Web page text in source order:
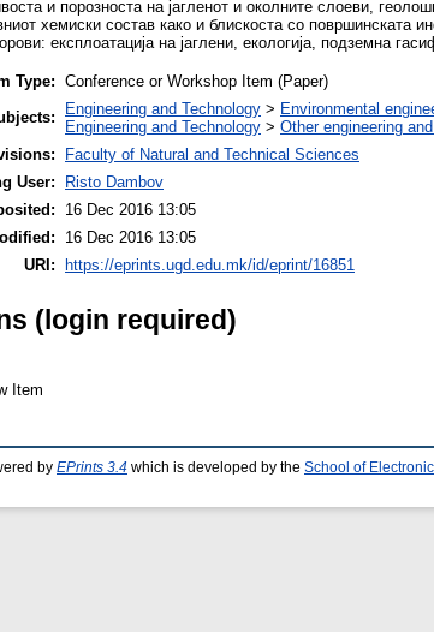
и порозноста на јагленот и околните слоеви,
хемиски состав како и блискоста со површинската
експлоатација на јаглени, екологија, подземна
Type:
Conference or Workshop Item (Paper)
Engineering and Technology > Environmental
Engineering and Technology > Other engineering
Faculty of Natural and Technical Sciences
User:
Risto Dambov
16 Dec 2016 13:05
16 Dec 2016 13:05
URI:
https://eprints.ugd.edu.mk/id/eprint/16851
(login required)
Item
by EPrints 3.4 which is developed by the School of